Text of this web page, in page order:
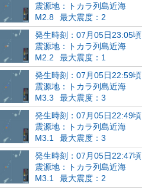
震源地：トカラ列島近海
M2.8
最大震度：2
発生時刻：07月05日23:05頃
震源地：トカラ列島近海
M2.2
最大震度：1
発生時刻：07月05日22:59頃
震源地：トカラ列島近海
M3.3
最大震度：3
発生時刻：07月05日22:49頃
震源地：トカラ列島近海
M3.1
最大震度：3
発生時刻：07月05日22:47頃
震源地：トカラ列島近海
M3.1
最大震度：2